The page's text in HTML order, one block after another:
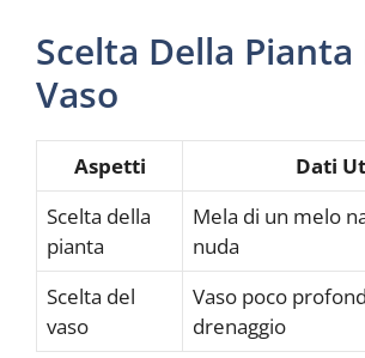
Scelta Della Pianta
Vaso
Aspetti
Dati
Scelta della
pianta
Mela di un melo
nuda
Scelta del
vaso
Vaso poco
drenaggio